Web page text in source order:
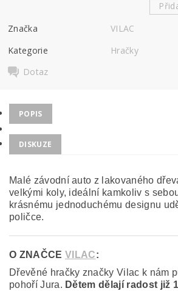
Značka
VILAC
Kategorie
Hračky
Dotaz
POPIS
DISKUZE
Malé závodní auto z lakovaného
velkými koly, ideální kamkoliv s
krásnému jednoduchému designu
poličce.
O ZNAČCE VILAC:
Dřevěné hračky značky Vilac k nám
pohoří Jura. Dětem dělají radost již